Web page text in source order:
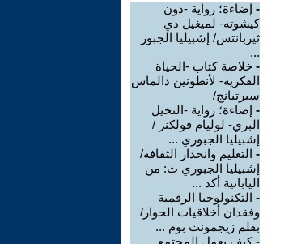
- إضاءة؛ رواية -دون
كيشوته- لميغيل دي
ثيربانتس/ إشبيليا الجبور
...
- خلاصة كتاب -الحياة
الفكرية- لأنطونين دالماس
سيرتيانج/
- إضاءة؛ رواية -النخيل
البري- لوليام فولكنر /
إشبيليا الجبوري ...
- التعليم وانحدار الثقافة/
إشبيليا الجبوري ت: من
اليابانية أكد ...
- التكنولوجيا الرقمية
وفقدان أخلاقيات الحوار/
بقلم زيجمونت بوم ...
-كيف يعمل المجتمع